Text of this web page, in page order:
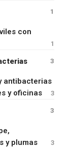
1
con
1
3
antibacterias
y oficinas
3
3
y plumas
3